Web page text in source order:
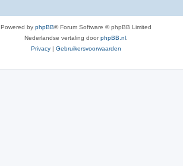
Powered by phpBB® Forum Software © phpBB Limited
Nederlandse vertaling doorphpBB.nl
Privacy | Gebruikersvoorwaarden